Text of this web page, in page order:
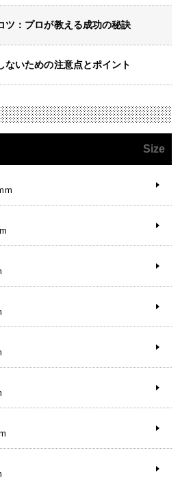
ツ：プロが教える成功の秘訣
ないための注意点とポイント
Size